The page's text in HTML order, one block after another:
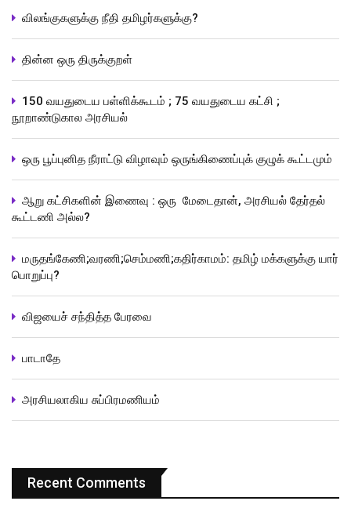
விலங்குகளுக்கு நீதி தமிழர்களுக்கு?
தின்ன ஒரு திருக்குறள்
150 வயதுடைய பள்ளிக்கூடம் ; 75 வயதுடைய கட்சி ;
நூறாண்டுகால அரசியல்
ஒரு பூப்புனித நீராட்டு விழாவும் ஒருங்கிணைப்புக் குழுக் கூட்டமும்
ஆறு கட்சிகளின் இணைவு : ஒரு மேடைதான், அரசியல் தேர்தல்
கூட்டணி அல்ல?
மருதங்கேணி;வரணி;செம்மணி;கதிர்காமம்: தமிழ் மக்களுக்கு யார்
பொறுப்பு?
விஜயைச் சந்தித்த பேரவை
பாடாதே
அரசியலாகிய சுப்பிரமணியம்
Recent Comments